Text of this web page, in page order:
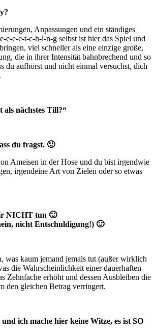
Anpassungen und ein ständiges
e-e-e-t-c-h-i-n-g selbst ist hier das Spiel und
viel schneller als eine einzige große,
die in ihrer Intensität bahnbrechend und so
du aufhörst und nicht einmal versuchst, dich
nächstes Till?“
du fragst. 🙂
Ameisen in der Hose und du bist irgendwie
irgendeine Art von Zielen oder so etwas
NICHT tun 🙂
nicht Entschuldigung!) 🙂
was kaum jemand jemals tut (außer wirklich
die Wahrscheinlichkeit einer dauerhaften
Zehnfache erhöht und dessen Ausbleiben die
den gleichen Betrag verringert.
ich mache hier keine Witze, es ist SO